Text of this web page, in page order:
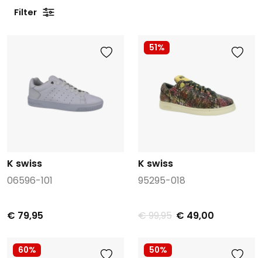
Filter
K swiss
06596-101
€ 79,95
51%
K swiss
95295-018
€ 99,95 € 49,00
60% 50%